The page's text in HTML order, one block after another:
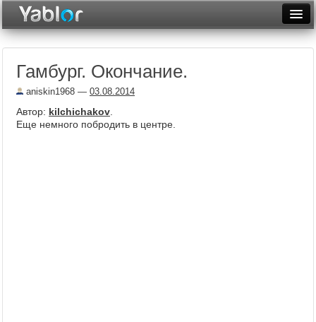
Неделя
Рейтинги
Гамбург. Окончание.
aniskin1968 — 03.08.2014
Автор: kilchichakov
Еще немного побродить в центре.